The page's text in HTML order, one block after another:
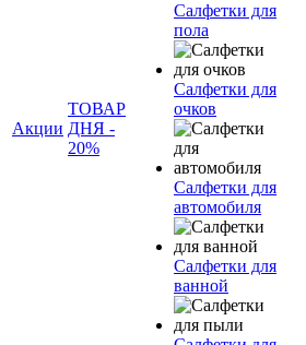
Акции
ТОВАР
ДНЯ -
20%
Салфетки для
пола
Салфетки для
очков
Салфетки для
автомобиля
Салфетки для
ванной